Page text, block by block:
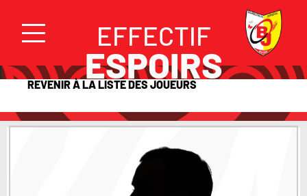
EFFECTIF
ESPOIRS
REVENIR À LA LISTE DES JOUEURS